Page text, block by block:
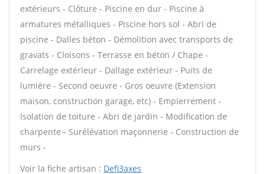
extérieurs - Clôture - Piscine en dur - Piscine à
armatures métalliques - Piscine hors sol - Abri de
piscine - Dalles béton - Démolition avec transports de
gravats - Cloisons - Terrasse en béton / Chape -
Carrelage extérieur - Dallage extérieur - Puits de
lumière - Second oeuvre - Gros oeuvre (Extension
maison, construction garage, etc) - Empierrement -
Isolation de toiture - Abri de jardin - Modification de
charpente - Surélévation maçonnerie - Construction de
murs -
Voir la fiche artisan : Defi3axes